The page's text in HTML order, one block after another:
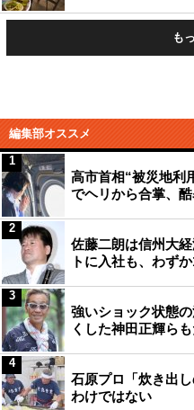
も
編集部オススメ
高市首相“被災地利
でヘリから合掌、
1
佐藤二朗は信州大
トに入社も、わず
2
強いショック状態
くした神田正輝ら
3
石原プロ「炊き出
わけではない
4